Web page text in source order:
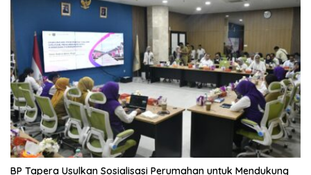
BP Tapera Usulkan Sosialisasi Perumahan untuk Mendukung